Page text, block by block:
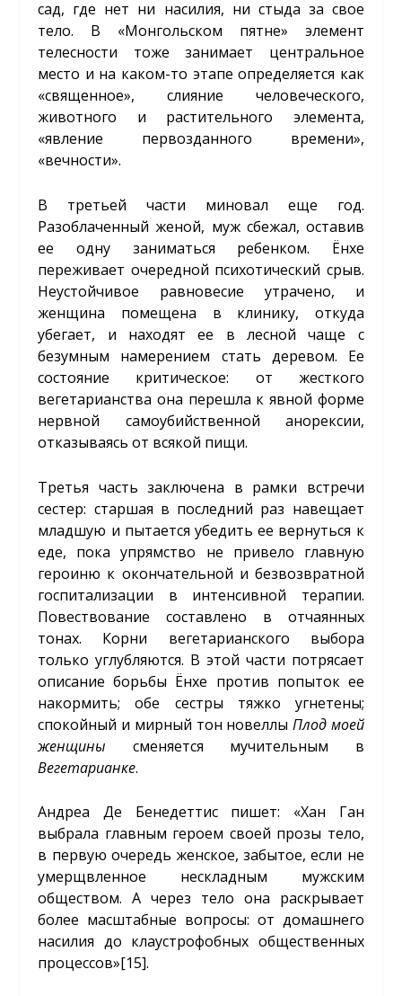
сад, где нет ни насилия, ни стыда за свое
тело. В «Монгольском пятне» элемент
телесности тоже занимает центральное
место и на каком-то этапе определяется как
«священное», слияние человеческого,
животного и растительного элемента,
«явление первозданного времени»,
«вечности».
В третьей части миновал еще год.
Разоблаченный женой, муж сбежал, оставив
ее одну заниматься ребенком. Ёнхе
переживает очередной психотический срыв.
Неустойчивое равновесие утрачено, и
женщина помещена в клинику, откуда
убегает, и находят ее в лесной чаще с
безумным намерением стать деревом. Ее
состояние критическое: от жесткого
вегетарианства она перешла к явной форме
нервной самоубийственной анорексии,
отказываясь от всякой пищи.
Третья часть заключена в рамки встречи
сестер: старшая в последний раз навещает
младшую и пытается убедить ее вернуться к
еде, пока упрямство не привело главную
героиню к окончательной и безвозвратной
госпитализации в интенсивной терапии.
Повествование составлено в отчаянных
тонах. Корни вегетарианского выбора
только углубляются. В этой части потрясает
описание борьбы Ёнхе против попыток ее
накормить; обе сестры тяжко угнетены;
спокойный и мирный тон новеллы Плод моей
женщины сменяется мучительным в
Вегетарианке.
Андреа Де Бенедеттис пишет: «Хан Ган
выбрала главным героем своей прозы тело,
в первую очередь женское, забытое, если не
умерщвленное нескладным мужским
обществом. А через тело она раскрывает
более масштабные вопросы: от домашнего
насилия до клаустрофобных общественных
процессов»[15].